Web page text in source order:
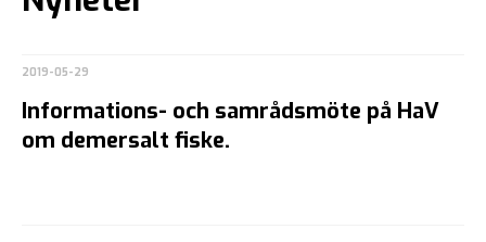
2019-05-29
Informations- och samrådsmöte på HaV
om demersalt fiske.